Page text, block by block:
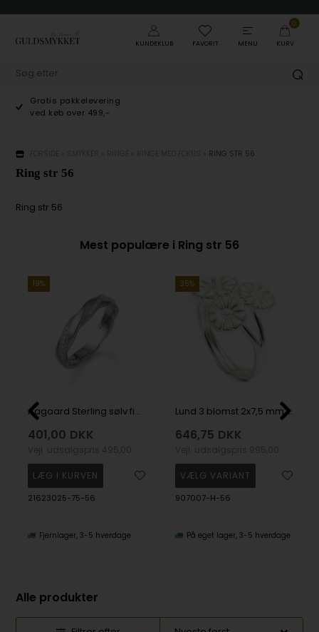
KUNDEKLUB FAVORIT MENU
0
KURV
Gratis pakkelevering
ved køb over 499,-
RING STR 56
Ring str 56
Ring str 56
Mest populære i Ring str 56
19%
Aagaard Sterling sølv fingerring med zirkonia, ringmål 56
401,00 DKK
21623025-75-56
Fjernlager, 3-5 hverdage
35%
Lund 3 blomst 2x7,5 mm og 1x9 mm Marguerit fingerring i sølv m/ hvid emalje
646,75 DKK
907007-H-56
På eget lager, 3-5 hverdage
Alle produkter